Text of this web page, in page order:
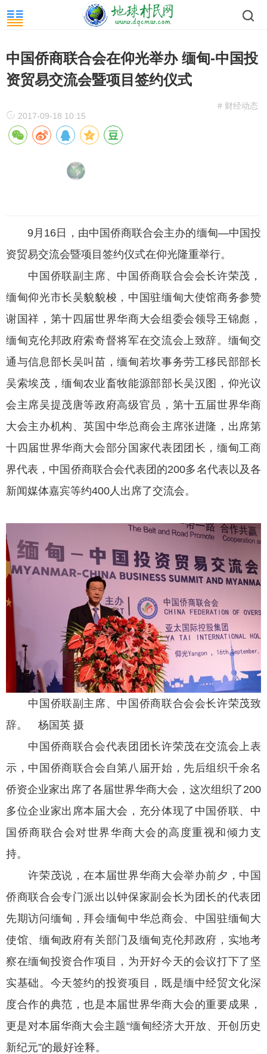
中国侨商联合会在仰光举办 缅甸-中国投
资贸易交流会暨项目签约仪式
# 财经动态
2017-09-18 10:15
9月16日，由中国侨商联合会主办的缅甸—中国投
资贸易交流会暨项目签约仪式在仰光隆重举行。
中国侨联副主席、中国侨商联合会会长许荣茂，
缅甸仰光市长吴貌貌梭，中国驻缅甸大使馆商务参赞
谢国祥，第十四届世界华商大会组委会领导王锦彪，
缅甸克伦邦政府索奇督将军在交流会上致辞。缅甸交
通与信息部长吴叫苗，缅甸若坎事务劳工移民部部长
吴索埃茂，缅甸农业畜牧能源部部长吴汉图，仰光议
会主席吴提茂唐等政府高级官员，第十五届世界华商
大会主办机构、英国中华总商会主席张进隆，出席第
十四届世界华商大会部分国家代表团团长，缅甸工商
界代表，中国侨商联合会代表团的200多名代表以及各
新闻媒体嘉宾等约400人出席了交流会。
中国侨联副主席、中国侨商联合会会长许荣茂致
辞。 杨国英 摄
中国侨商联合会代表团团长许荣茂在交流会上表
示，中国侨商联合会自第八届开始，先后组织千余名
侨资企业家出席了各届世界华商大会，这次组织了200
多位企业家出席本届大会，充分体现了中国侨联、中
国侨商联合会对世界华商大会的高度重视和倾力支
持。
许荣茂说，在本届世界华商大会举办前夕，中国
侨商联合会专门派出以钟保家副会长为团长的代表团
先期访问缅甸，拜会缅甸中华总商会、中国驻缅甸大
使馆、缅甸政府有关部门及缅甸克伦邦政府，实地考
察在缅甸投资合作项目，为开好今天的会议打下了坚
实基础。今天签约的投资项目，既是缅中经贸文化深
度合作的典范，也是本届世界华商大会的重要成果，
更是对本届华商大会主题“缅甸经济大开放、开创历史
新纪元”的最好诠释。